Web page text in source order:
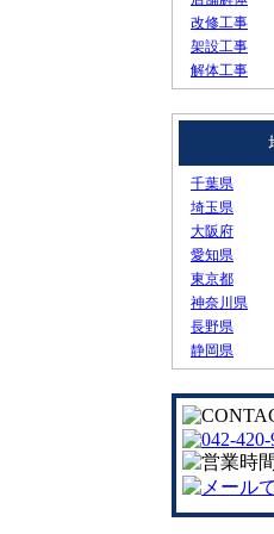
改修工事
架設工事
解体工事
千葉県
埼玉県
大阪府
愛知県
東京都
神奈川県
長野県
静岡県